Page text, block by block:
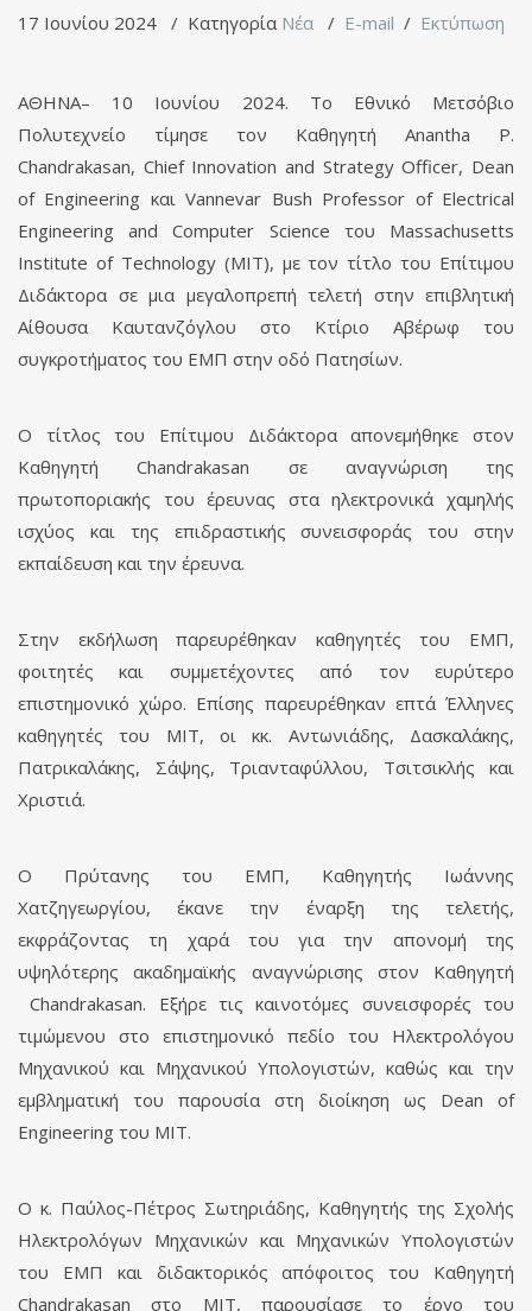
17 Ιουνίου 2024 Κατηγορία Νέα E-mail Εκτύπωση
ΑΘΗΝΑ– 10 Ιουνίου 2024. Το Εθνικό Μετσόβιο
Πολυτεχνείο τίμησε τον Καθηγητή Anantha P.
Chandrakasan, Chief Innovation and Strategy Officer, Dean
of Engineering και Vannevar Bush Professor of Electrical
Engineering and Computer Science του Massachusetts
Institute of Technology (MIT), με τον τίτλο του Επίτιμου
Διδάκτορα σε μια μεγαλοπρεπή τελετή στην επιβλητική
Αίθουσα Καυτανζόγλου στο Κτίριο Αβέρωφ του
συγκροτήματος του ΕΜΠ στην οδό Πατησίων.
Ο τίτλος του Επίτιμου Διδάκτορα απονεμήθηκε στον
Καθηγητή Chandrakasan σε αναγνώριση της
πρωτοποριακής του έρευνας στα ηλεκτρονικά χαμηλής
ισχύος και της επιδραστικής συνεισφοράς του στην
εκπαίδευση και την έρευνα.
Στην εκδήλωση παρευρέθηκαν καθηγητές του ΕΜΠ,
φοιτητές και συμμετέχοντες από τον ευρύτερο
επιστημονικό χώρο. Επίσης παρευρέθηκαν επτά Έλληνες
καθηγητές του MIT, οι κκ. Αντωνιάδης, Δασκαλάκης,
Πατρικαλάκης, Σάψης, Τριανταφύλλου, Τσιτσικλής και
Χριστιά.
Ο Πρύτανης του ΕΜΠ, Καθηγητής Ιωάννης
Χατζηγεωργίου, έκανε την έναρξη της τελετής,
εκφράζοντας τη χαρά του για την απονομή της
υψηλότερης ακαδημαϊκής αναγνώρισης στον Καθηγητή
Chandrakasan. Εξήρε τις καινοτόμες συνεισφορές του
τιμώμενου στο επιστημονικό πεδίο του Ηλεκτρολόγου
Μηχανικού και Μηχανικού Υπολογιστών, καθώς και την
εμβληματική του παρουσία στη διοίκηση ως Dean of
Engineering του ΜΙΤ.
Ο κ. Παύλος-Πέτρος Σωτηριάδης, Καθηγητής της Σχολής
Ηλεκτρολόγων Μηχανικών και Μηχανικών Υπολογιστών
του ΕΜΠ και διδακτορικός απόφοιτος του Καθηγητή
Chandrakasan στο MIT, παρουσίασε το έργο του